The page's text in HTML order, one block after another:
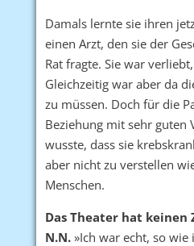
Damals lernte sie ihren
einen Arzt, den sie der
Rat fragte. Sie war
Gleichzeitig war aber da
zu müssen. Doch für die
Beziehung mit sehr guten
wusste, dass sie
aber nicht zu verstellen
Menschen.
Das Theater hat keinen
N.N.»Ich war echt, so wie